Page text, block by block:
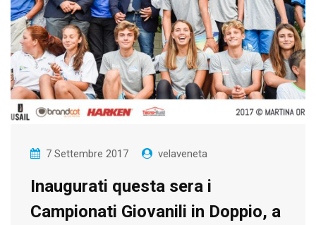
7 Settembre 2017 velaveneta
Inaugurati questa sera i
Campionati Giovanili in Doppio, a